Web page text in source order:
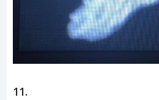
11.